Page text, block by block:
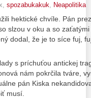
spozabukakuk Neapolitika
hektické chvíle. Pán
slzou v oku a so
dodal, že je to síce fuj,
s príchuťou antickej
nám pokrčila tváre,
pán Kiska
musí.